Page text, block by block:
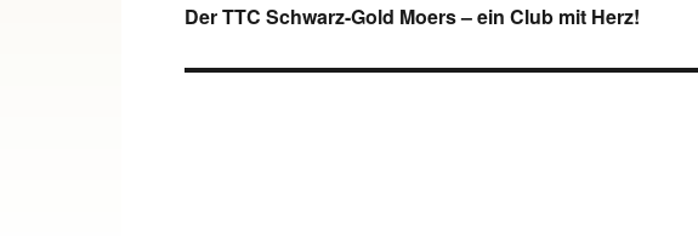
Nächster
Der TTC Schwarz-Gold Moers – ein Club mit Herz!